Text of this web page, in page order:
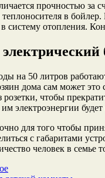
прочностью
теплоносителя в
систему отопления.
на 50 литров
дома сам может это
розетки, чтобы
им электроэнергии
для того чтобы
с габаритами
человек в